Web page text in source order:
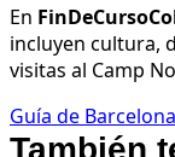
Guía de Barcelona
También
Ver todos los
Cómo organizar